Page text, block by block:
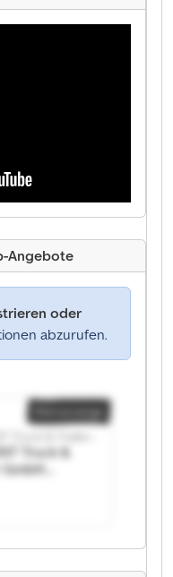
Angebote
oder
abzurufen.
Truck &
GmbH